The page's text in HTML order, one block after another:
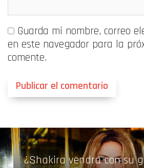
Guarda mi nombre, correo
en este navegador para la
comente.
¿Shakira vendrá con su